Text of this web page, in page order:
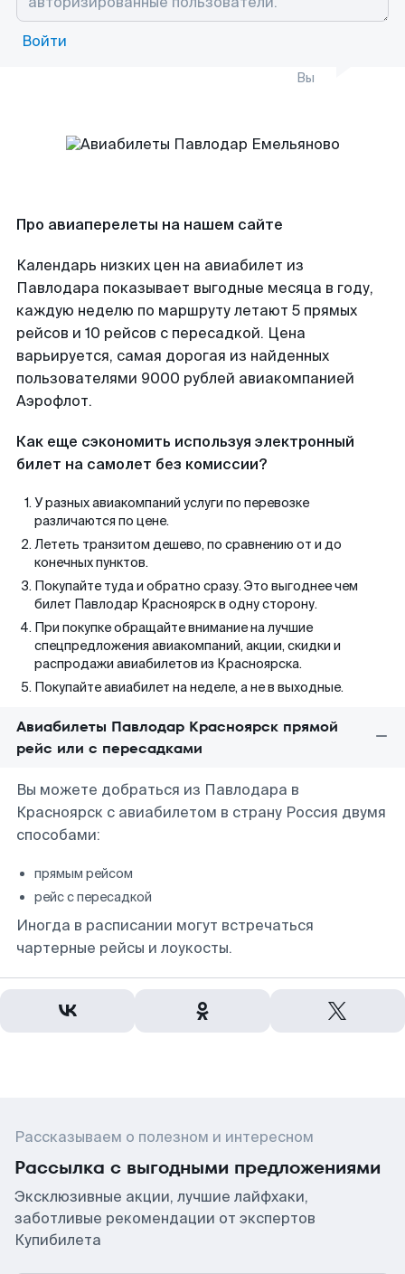
Войти
Вы
Про авиаперелеты на нашем сайте
Календарь низких цен на авиабилет из
Павлодара показывает выгодные месяца в году,
каждую неделю по маршруту летают 5 прямых
рейсов и 10 рейсов с пересадкой. Цена
варьируется, самая дорогая из найденных
пользователями 9000 рублей авиакомпанией
Аэрофлот.
Как еще сэкономить используя электронный
билет на самолет без комиссии?
У разных авиакомпаний услуги по перевозке
различаются по цене.
Лететь транзитом дешево, по сравнению от и до
конечных пунктов.
Покупайте туда и обратно сразу. Это выгоднее чем
билет Павлодар Красноярск в одну сторону.
При покупке обращайте внимание на лучшие
спецпредложения авиакомпаний, акции, скидки и
распродажи авиабилетов из Красноярска.
Покупайте авиабилет на неделе, а не в выходные.
Авиабилеты Павлодар Красноярск прямой
рейс или с пересадками
Вы можете добраться из Павлодара в
Красноярск с авиабилетом в страну Россия двумя
способами:
прямым рейсом
рейс с пересадкой
Иногда в расписании могут встречаться
чартерные рейсы и лоукосты.
Рассказываем о полезном и интересном
Рассылка с выгодными предложениями
Эксклюзивные акции, лучшие лайфхаки,
заботливые рекомендации от экспертов
Купибилета